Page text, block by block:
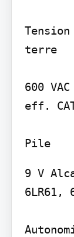
terre
600
eff.
Pile
9 V
6LR61,